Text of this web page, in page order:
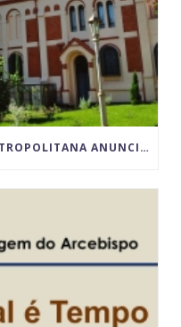
COMUNIDADO: CATEDRAL METROPOLITANA ANUNCIA PARALISAÇÃO TEMPORÁRIA DAS ATIVIDADES POR MOTIVO DAS OBRAS DE RESTAURO